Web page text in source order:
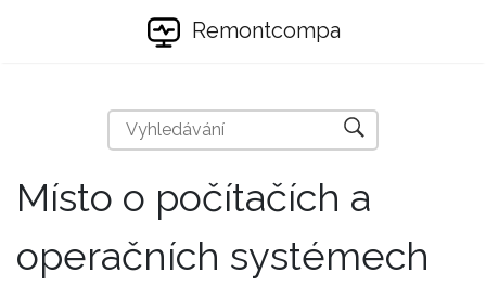
Remontcompa
Místo o počítačích a
operačních systémech